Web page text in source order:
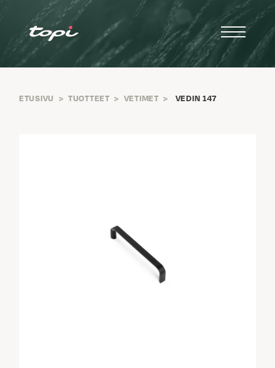
ETUSIVU > TUOTTEET > VETIMET > VEDIN 147